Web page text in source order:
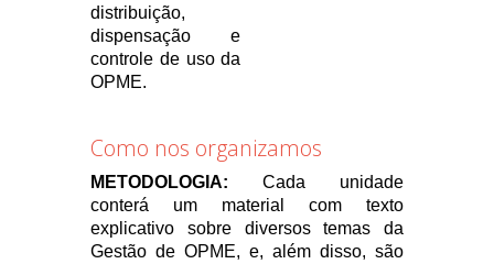
distribuição,
dispensação e
controle de uso da
OPME.
Como nos organizamos
METODOLOGIA:
Cada unidade
conterá um material com texto
explicativo sobre diversos temas da
Gestão de OPME, e, além disso, são